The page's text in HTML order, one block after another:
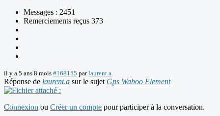
Messages : 2451
Remerciements reçus 373
il y a 5 ans 8 mois #168155 parlaurent.a
Réponse de laurent.a sur le sujet Gps Wahoo Element
Connexion ou Créer un compte pour participer à la conversation.